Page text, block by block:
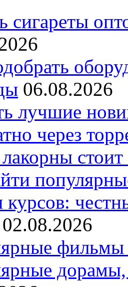
сигареты
06.08.2026
лучшие
через
стоит
02.08.2026
фильмы
дорамы,